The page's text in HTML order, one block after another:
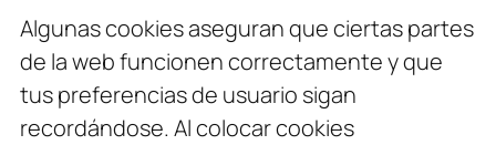
Algunas cookies aseguran que ciertas partes
de la web funcionen correctamente y que
tus preferencias de usuario sigan
recordándose. Al colocar cookies